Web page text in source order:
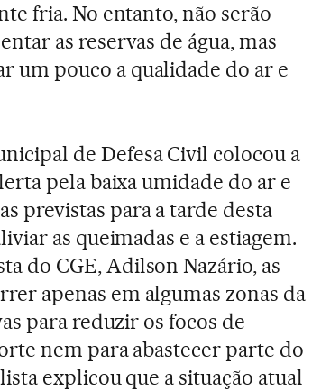
fria. No entanto, não serão
as reservas de água, mas
um pouco a qualidade do ar e
de Defesa Civil colocou a
pela baixa umidade do ar e
previstas para a tarde desta
as queimadas e a estiagem.
do CGE, Adilson Nazário, as
apenas em algumas zonas da
para reduzir os focos de
nem para abastecer parte do
explicou que a situação atual